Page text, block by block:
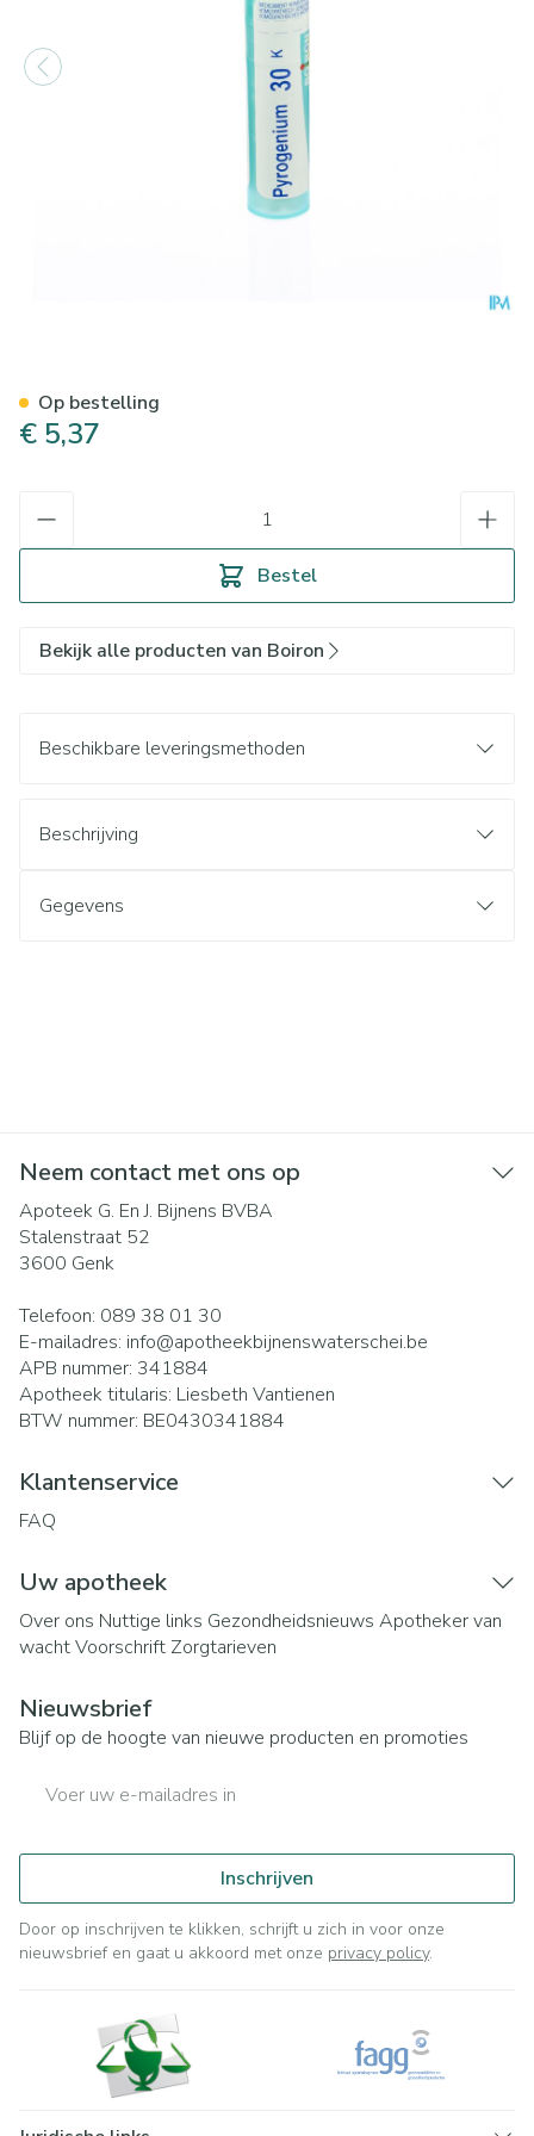
€ 5,37
Bestel
Op bestelling
Bekijk alle producten van Boiron
Beschikbare leveringsmethoden
Beschrijving
Gegevens
Neem contact met ons op
Apoteek G. En J. Bijnens BVBA
Stalenstraat 52
3600 Genk
Telefoon: 089 38 01 30
E-mailadres: info@apotheekbijnenswaterschei.be
APB nummer: 341884
Apotheek titularis: Liesbeth Vantienen
BTW nummer: BE0430341884
Klantenservice
FAQ
Uw apotheek
Over ons Nuttige links Gezondheidsnieuws Apotheker van
wachtVoorschrift Zorgtarieven
Nieuwsbrief
Blijf op de hoogte van nieuwe producten en promoties
Inschrijven
Door op inschrijven te klikken, schrijft u zich in voor onze
nieuwsbrief en gaat u akkoord met onze privacy policy.